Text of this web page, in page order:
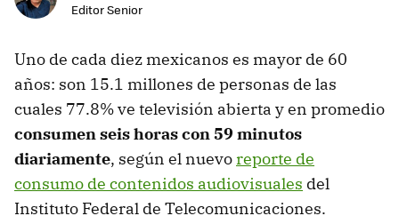
Editor Senior
Uno de cada diez mexicanos es mayor de 60
años: son 15.1 millones de personas de las
cuales 77.8% ve televisión abierta y en promedio
consumen seis horas con 59 minutos
diariamente, según el nuevoreporte de
consumo de contenidos audiovisuales del
Instituto Federal de Telecomunicaciones.